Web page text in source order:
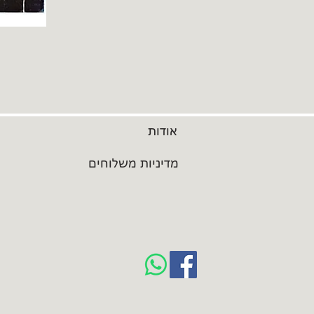
אודות
מדיניות משלוחים